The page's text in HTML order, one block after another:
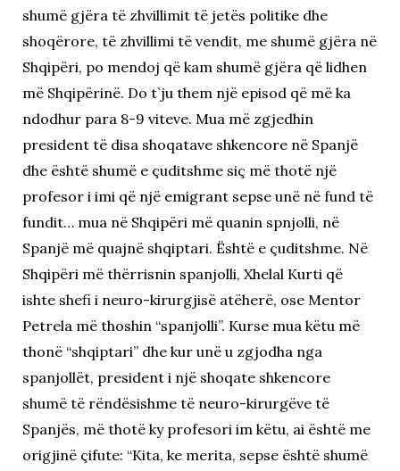
shumë gjëra të zhvillimit të jetës politike dhe
shoqërore, të zhvillimi të vendit, me shumë gjëra në
Shqipëri, po mendoj që kam shumë gjëra që lidhen
më Shqipërinë. Do t`ju them një episod që më ka
ndodhur para 8-9 viteve. Mua më zgjedhin
president të disa shoqatave shkencore në Spanjë
dhe është shumë e çuditshme siç më thotë një
profesor i imi që një emigrant sepse unë në fund të
fundit… mua në Shqipëri më quanin spnjolli, në
Spanjë më quajnë shqiptari. Është e çuditshme. Në
Shqipëri më thërrisnin spanjolli, Xhelal Kurti që
ishte shefi i neuro-kirurgjisë atëherë, ose Mentor
Petrela më thoshin “spanjolli”. Kurse mua këtu më
thonë “shqiptari” dhe kur unë u zgjodha nga
spanjollët, president i një shoqate shkencore
shumë të rëndësishme të neuro-kirurgëve të
Spanjës, më thotë ky profesori im këtu, ai është me
origjinë çifute: “Kita, ke merita, sepse është shumë